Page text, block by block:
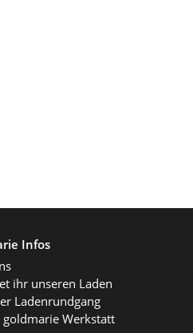
Infos
ihr unseren Laden
Ladenrundgang
goldmarie Werkstatt